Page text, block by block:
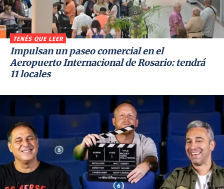
TENÉS QUE LEER
Impulsan un paseo comercial en el
Aeropuerto Internacional de Rosario: tendrá
11 locales